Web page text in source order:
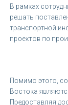
В рамках
решать
транспортной
проектов по
Помимо этого,
Востока
Предоставляя